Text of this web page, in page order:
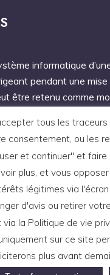
informatique
pendant une mise
être retenu comme
à une personne
antérieure à un arrêt
salarié
2021 site réalisé par
tous les
consentement, ou les
et continuer" et faire
plus, et vous
légitimes via
d'avis ou retirer
la Politique de vie
sur ce site
plus avant